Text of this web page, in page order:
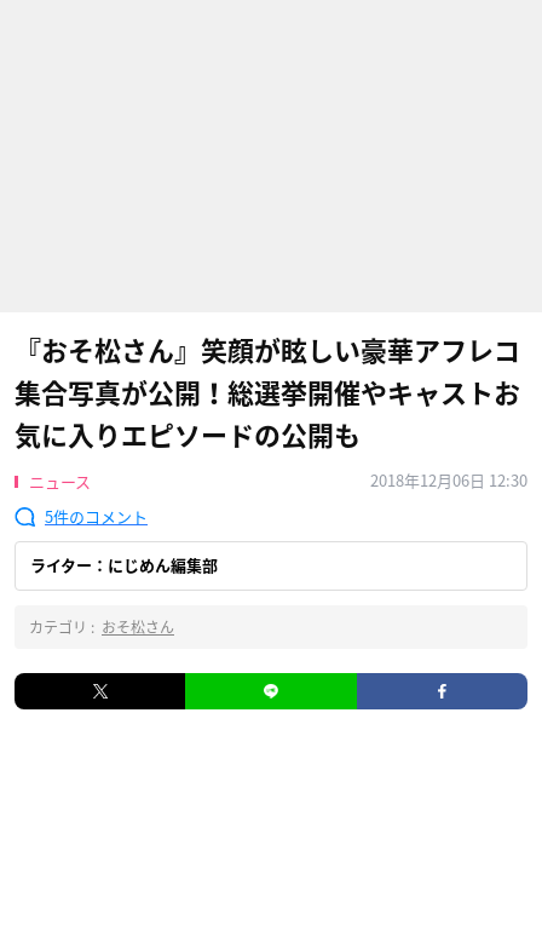
『おそ松さん』笑顔が眩しい豪華アフレコ
集合写真が公開！総選挙開催やキャストお
気に入りエピソードの公開も
ニュース
2018年12月06日 12:30
5
ライター：にじめん編集部
カテゴリ : おそ松さん